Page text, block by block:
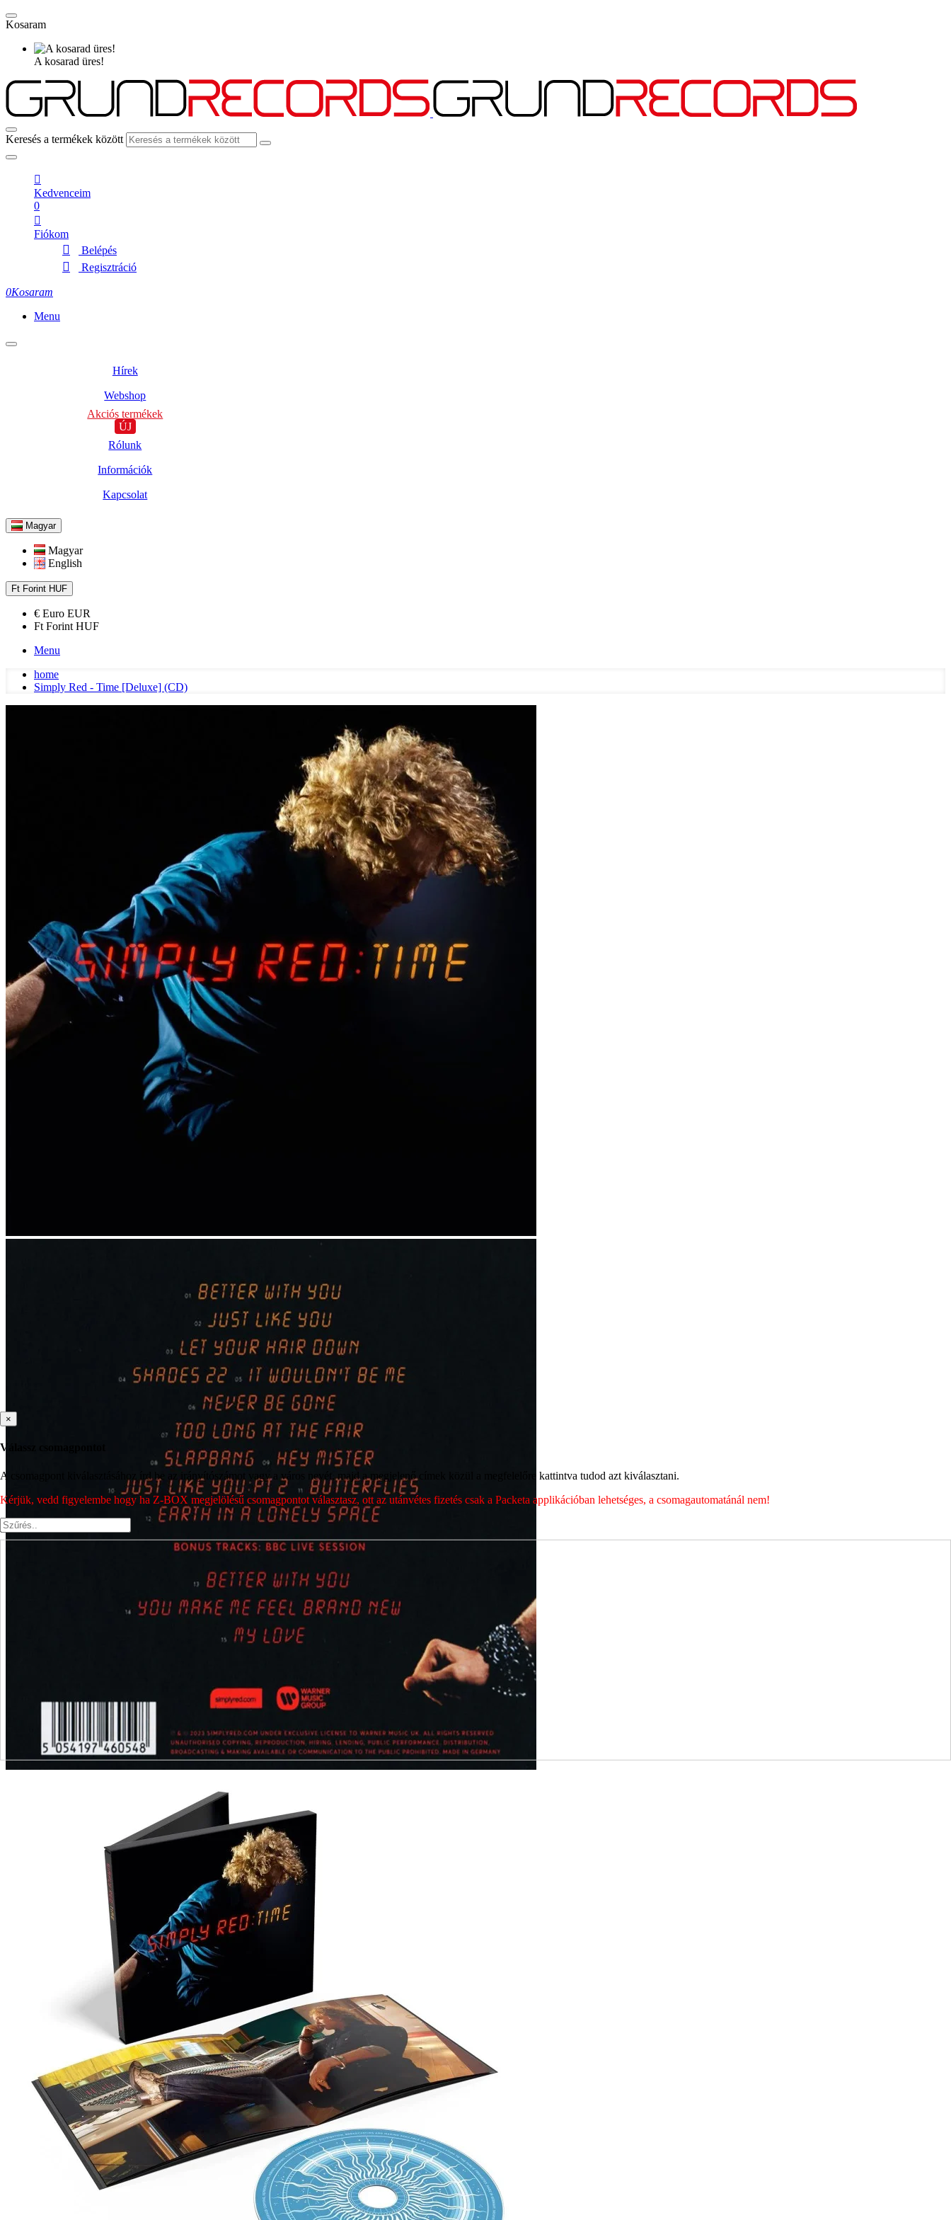
Kosaram
A kosarad üres!
Keresés a termékek között
Kedvenceim
0
Fiókom
Belépés
Regisztráció
0Kosaram
Menu
Hírek
Webshop
Akciós termékek
ÚJ
Rólunk
Információk
Kapcsolat
Magyar
Magyar
English
Ft Forint HUF
€ Euro EUR
Ft Forint HUF
Menu
home
Simply Red - Time [Deluxe] (CD)
×
Válassz csomagpontot
A csomagpont kiválasztásához írd be az irányítószámot vagy a város nevét, majd a megjelenő címek közül a megfelelőre kattintva tudod azt kiválasztani.
Kérjük, vedd figyelembe hogy ha Z-BOX megjelölésű csomagpontot választasz, ott az utánvétes fizetés csak a Packeta applikációban lehetséges, a csomagautomatánál nem!